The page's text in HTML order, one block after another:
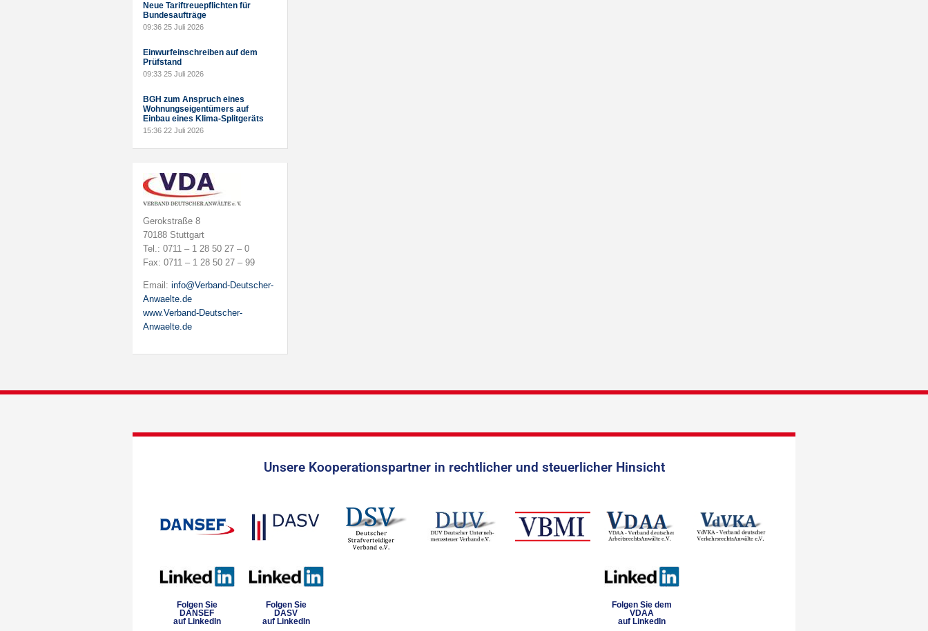
Neue Tariftreuepflichten für
Bundesaufträge
09:36 25 Juli 2026
Einwurfeinschreiben auf dem
Prüfstand
09:33 25 Juli 2026
BGH zum Anspruch eines
Wohnungseigentümers auf
Einbau eines Klima-Splitgeräts
15:36 22 Juli 2026
Gerokstraße 8
70188 Stuttgart
Tel.: 0711 – 1 28 50 27 – 0
Fax: 0711 – 1 28 50 27 – 99
Email: info@Verband-Deutscher-
Anwaelte.de
www.Verband-Deutscher-
Anwaelte.de
Unsere Kooperationspartner in rechtlicher und steuerlicher Hinsicht
Folgen Sie
DANSEF
auf LinkedIn
Folgen Sie
DASV
auf LinkedIn
Folgen Sie dem
VDAA
auf LinkedIn